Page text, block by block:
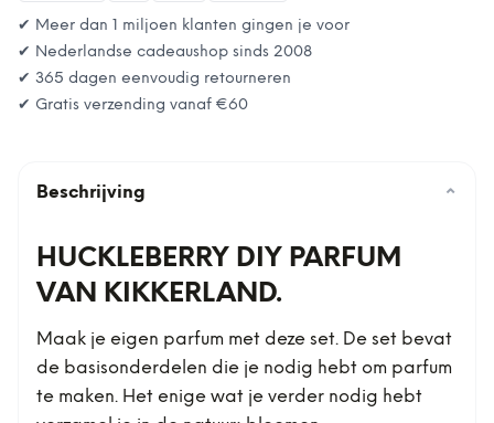
✔ Meer dan 1 miljoen klanten gingen je voor
✔ Nederlandse cadeaushop sinds 2008
✔ 365 dagen eenvoudig retourneren
✔ Gratis verzending vanaf €60
Beschrijving ⌄
HUCKLEBERRY DIY PARFUM
VAN KIKKERLAND.
Maak je eigen parfum met deze set. De set bevat
de basisonderdelen die je nodig hebt om parfum
te maken. Het enige wat je verder nodig hebt